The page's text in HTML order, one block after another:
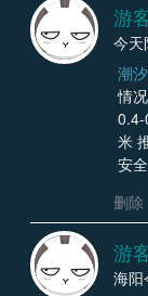
游
今天
潮
情
米
安
删除
游
海阳